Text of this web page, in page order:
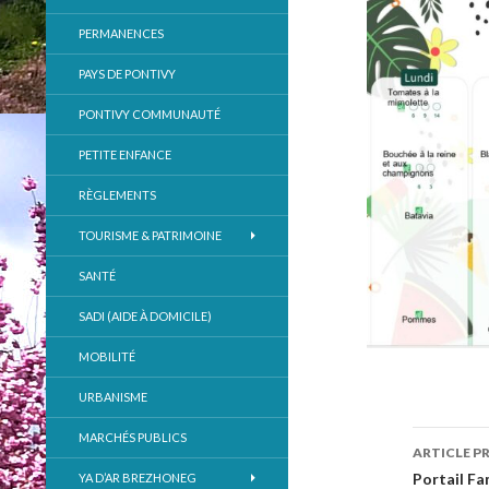
ARTICLE
Portail
PERMANENCES
PAYS DE PONTIVY
PONTIVY COMMUNAUTÉ
PETITE ENFANCE
RÈGLEMENTS
TOURISME & PATRIMOINE
SANTÉ
SADI (AIDE À DOMICILE)
MOBILITÉ
URBANISME
MARCHÉS PUBLICS
YA D’AR BREZHONEG